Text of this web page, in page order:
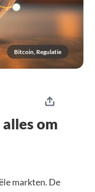
Bitcoin, Regulatie
om
markten. De